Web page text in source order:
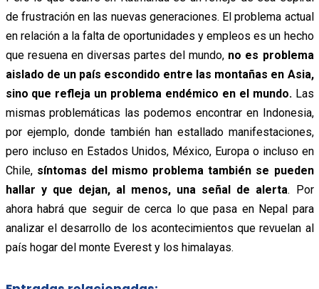
de frustración en las nuevas generaciones. El problema actual
en relación a la falta de oportunidades y empleos es un hecho
que resuena en diversas partes del mundo, no es problema
aislado de un país escondido entre las montañas en Asia,
sino que refleja un problema endémico en el mundo.Las
mismas problemáticas las podemos encontrar en Indonesia,
por ejemplo, donde también han estallado manifestaciones,
pero incluso en Estados Unidos, México, Europa o incluso en
Chile,síntomas del mismo problema también se pueden
hallar y que dejan, al menos, una señal de alerta. Por
ahora habrá que seguir de cerca lo que pasa en Nepal para
analizar el desarrollo de los acontecimientos que revuelan al
país hogar del monte Everest y los himalayas.